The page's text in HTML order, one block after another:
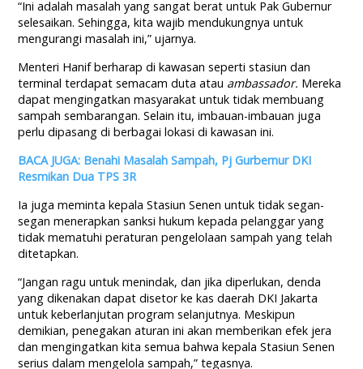
“Ini adalah masalah yang sangat berat untuk Pak Gubernur
selesaikan. Sehingga, kita wajib mendukungnya untuk
mengurangi masalah ini,” ujarnya.
Menteri Hanif berharap di kawasan seperti stasiun dan
terminal terdapat semacam duta atau ambassador. Mereka
dapat mengingatkan masyarakat untuk tidak membuang
sampah sembarangan. Selain itu, imbauan-imbauan juga
perlu dipasang di berbagai lokasi di kawasan ini.
BACA JUGA: Benahi Masalah Sampah, Pj Gurbernur DKI
Resmikan Dua TPS 3R
Ia juga meminta kepala Stasiun Senen untuk tidak segan-
segan menerapkan sanksi hukum kepada pelanggar yang
tidak mematuhi peraturan pengelolaan sampah yang telah
ditetapkan.
“Jangan ragu untuk menindak, dan jika diperlukan, denda
yang dikenakan dapat disetor ke kas daerah DKI Jakarta
untuk keberlanjutan program selanjutnya. Meskipun
demikian, penegakan aturan ini akan memberikan efek jera
dan mengingatkan kita semua bahwa kepala Stasiun Senen
serius dalam mengelola sampah,” tegasnya.